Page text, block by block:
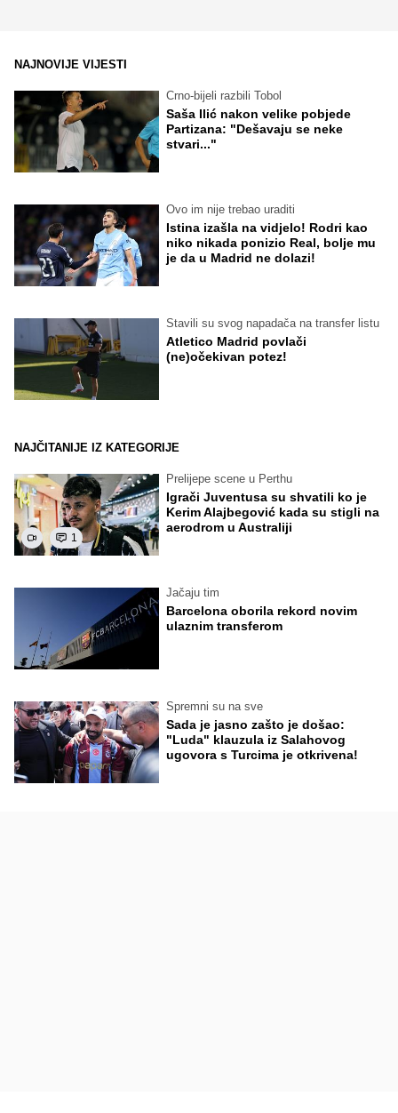
NAJNOVIJE VIJESTI
Crno-bijeli razbili Tobol
Saša Ilić nakon velike pobjede
Partizana: "Dešavaju se neke
stvari..."
Ovo im nije trebao uraditi
Istina izašla na vidjelo! Rodri kao
niko nikada ponizio Real, bolje mu
je da u Madrid ne dolazi!
Stavili su svog napadača na transfer listu
Atletico Madrid povlači
(ne)očekivan potez!
NAJČITANIJE IZ KATEGORIJE
1
Prelijepe scene u Perthu
Igrači Juventusa su shvatili ko je
Kerim Alajbegović kada su stigli na
aerodrom u Australiji
Jačaju tim
Barcelona oborila rekord novim
ulaznim transferom
Spremni su na sve
Sada je jasno zašto je došao:
"Luda" klauzula iz Salahovog
ugovora s Turcima je otkrivena!